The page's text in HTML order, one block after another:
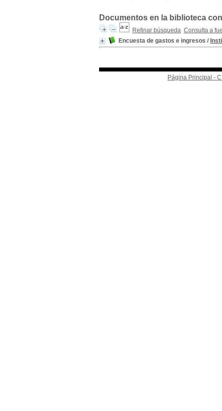
Documentos en la biblioteca
Refinar búsqueda Consulta a
Encuesta de gastos e ingresos /
Página Principal -